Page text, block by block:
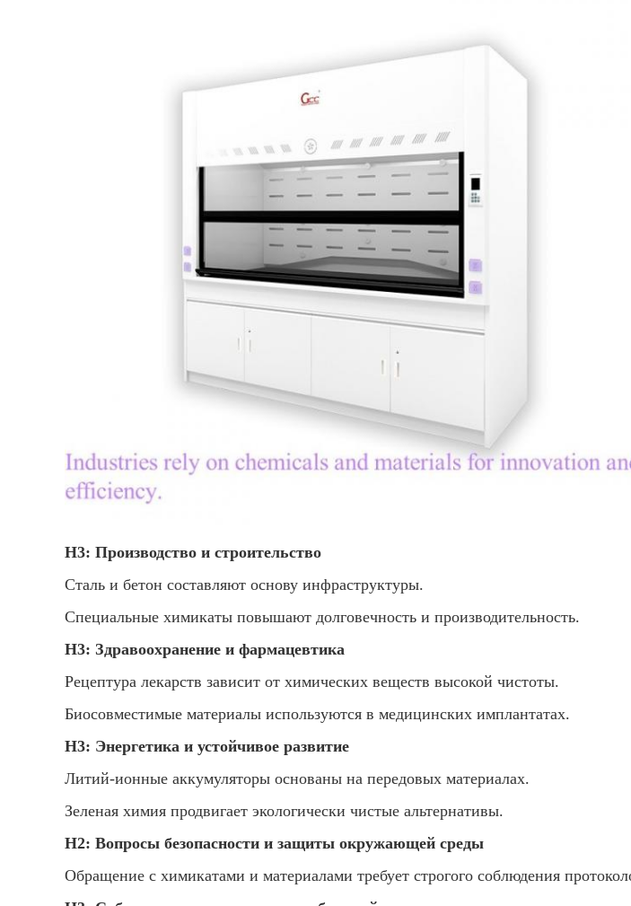
H3: Производство и строительство
Сталь и бетон составляют основу инфраструктуры.
Специальные химикаты повышают долговечность и производительность.
H3: Здравоохранение и фармацевтика
Рецептура лекарств зависит от химических веществ высокой чистоты.
Биосовместимые материалы используются в медицинских имплантатах.
H3: Энергетика и устойчивое развитие
Литий-ионные аккумуляторы основаны на передовых материалах.
Зеленая химия продвигает экологически чистые альтернативы.
H2: Вопросы безопасности и защиты окружающей среды
Обращение с химикатами и материалами требует строгого соблюдения